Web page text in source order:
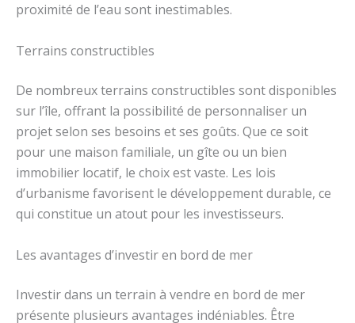
proximité de l’eau sont inestimables.
Terrains constructibles
De nombreux terrains constructibles sont disponibles
sur l’île, offrant la possibilité de personnaliser un
projet selon ses besoins et ses goûts. Que ce soit
pour une maison familiale, un gîte ou un bien
immobilier locatif, le choix est vaste. Les lois
d’urbanisme favorisent le développement durable, ce
qui constitue un atout pour les investisseurs.
Les avantages d’investir en bord de mer
Investir dans un terrain à vendre en bord de mer
présente plusieurs avantages indéniables. Être